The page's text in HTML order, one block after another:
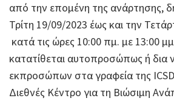
από την επομένη της ανάρτησης,
Τρίτη 19/09/2023 έως και την
κατά τις ώρες 10:00 πμ. με 13:00
κατατίθεται αυτοπροσώπως ή δια
εκπροσώπων στα γραφεία της
Διεθνές Κέντρο για τη Βιώσιμη